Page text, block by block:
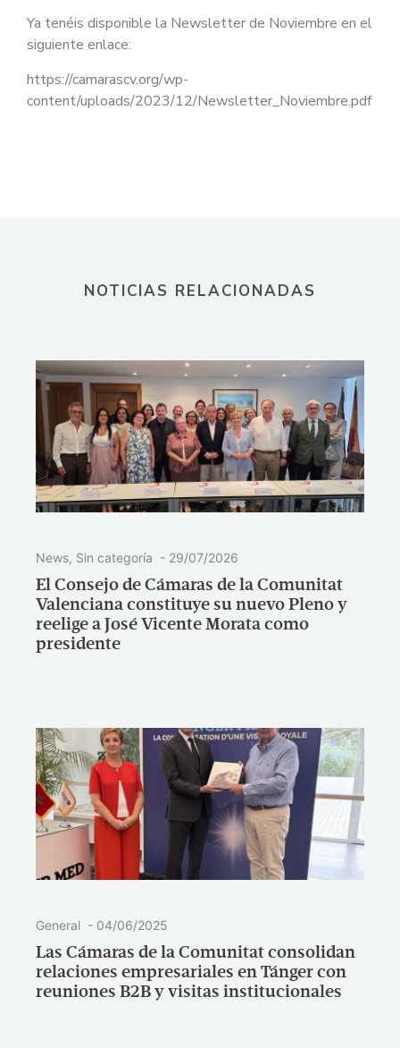
Ya tenéis disponible la Newsletter de Noviembre en el
siguiente enlace:
https://camarascv.org/wp-
content/uploads/2023/12/Newsletter_Noviembre.pdf
NOTICIAS RELACIONADAS
News, Sin categoría - 29/07/2026
El Consejo de Cámaras de la Comunitat
Valenciana constituye su nuevo Pleno y
reelige a José Vicente Morata como
presidente
General - 04/06/2025
Las Cámaras de la Comunitat consolidan
relaciones empresariales en Tánger con
reuniones B2B y visitas institucionales